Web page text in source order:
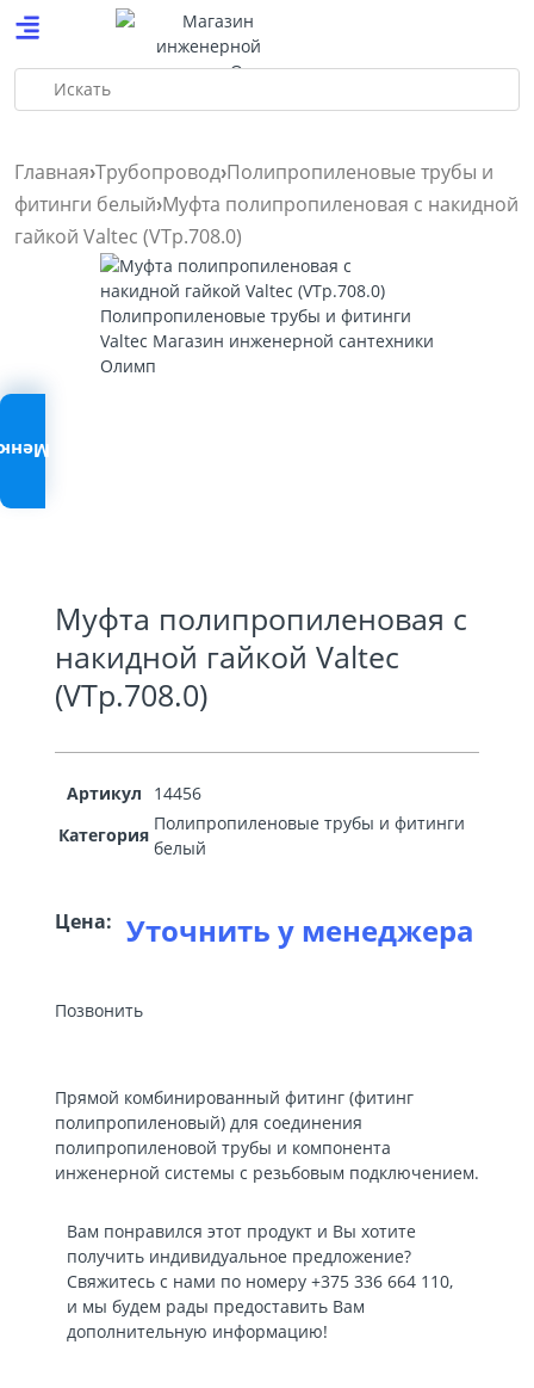
Искать
Главная Трубопровод Полипропиленовые трубы и
фитинги белый Муфта полипропиленовая с накидной
гайкой Valtec (VTp.708.0)
Муфта полипропиленовая с
накидной гайкой Valtec
(VTp.708.0)
Артикул
14456
Категория
Полипропиленовые трубы и фитинги
белый
Цена: Уточнить у менеджера
Позвонить
Прямой комбинированный фитинг (фитинг
полипропиленовый) для соединения
полипропиленовой трубы и компонента
инженерной системы с резьбовым подключением.
Вам понравился этот продукт и Вы хотите
получить индивидуальное предложение?
Свяжитесь с нами по номеру +375 336 664 110,
и мы будем рады предоставить Вам
дополнительную информацию!